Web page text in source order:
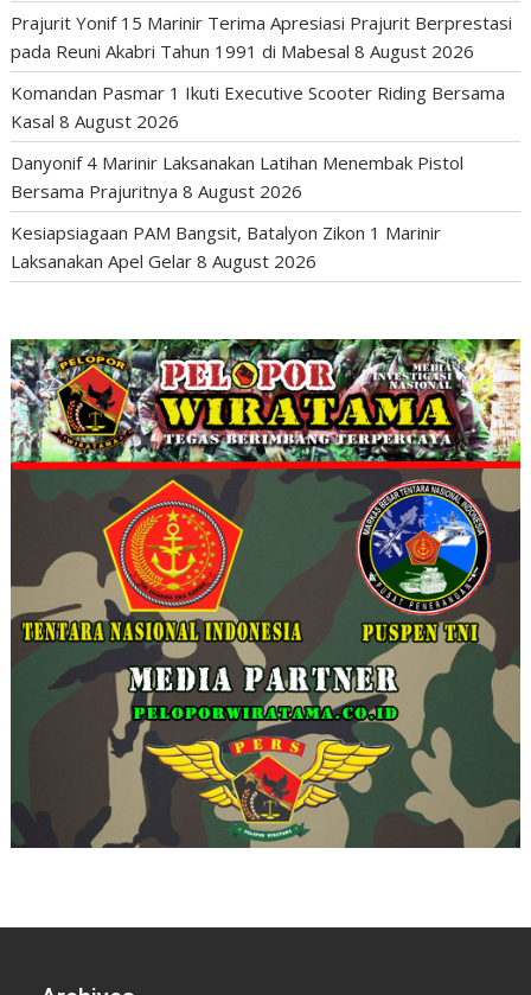
Prajurit Yonif 15 Marinir Terima Apresiasi Prajurit Berprestasi
pada Reuni Akabri Tahun 1991 di Mabesal 8 August 2026
Komandan Pasmar 1 Ikuti Executive Scooter Riding Bersama
Kasal 8 August 2026
Danyonif 4 Marinir Laksanakan Latihan Menembak Pistol
Bersama Prajuritnya 8 August 2026
Kesiapsiagaan PAM Bangsit, Batalyon Zikon 1 Marinir
Laksanakan Apel Gelar 8 August 2026